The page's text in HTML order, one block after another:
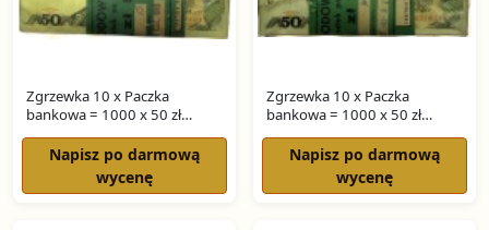
Zgrzewka 10 x Paczka
bankowa = 1000 x 50 zł
ŚWIERCZEWSKI seria KF
Napisz po darmową
wycenę
Zgrzewka 10 x Paczka
bankowa = 1000 x 50 zł
ŚWIERCZEWSKI seria HY
Napisz po darmową
wycenę